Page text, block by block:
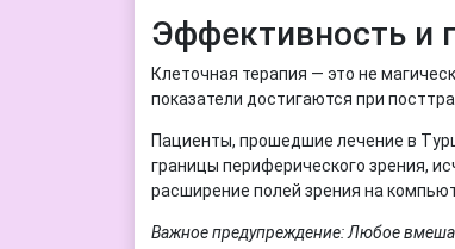
Эффективность и
Клеточная терапия — это не
показатели достигаются при
Пациенты, прошедшие лечение в
границы периферического зрения,
расширение полей зрения на
Важное предупреждение: Любое